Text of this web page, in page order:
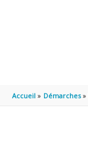
Accueil Démarches